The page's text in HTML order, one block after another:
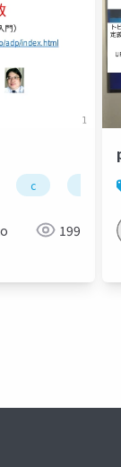
子邦彦研究室
c
199